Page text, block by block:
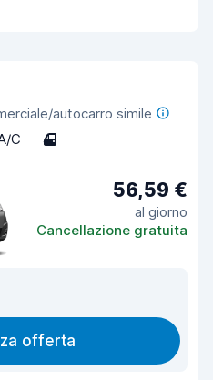
autocarro simile
C 4
56,59 €
al giorno
Cancellazione gratuita
offerta